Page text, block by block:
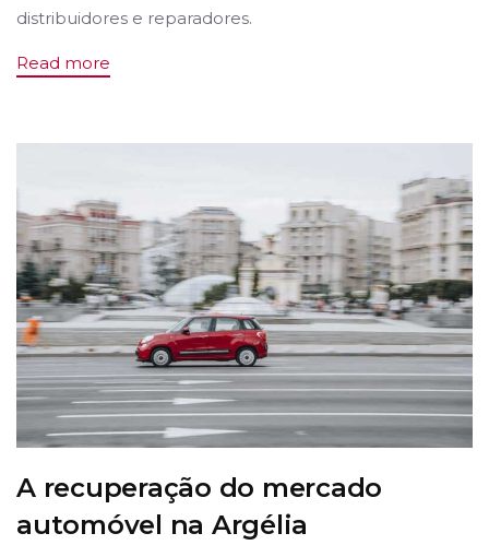
distribuidores e reparadores.
Read more
A recuperação do mercado
automóvel na Argélia